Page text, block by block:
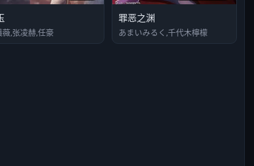
薇,张凌赫,任豪
罪恶之渊
あまいみるく,千代木檸檬